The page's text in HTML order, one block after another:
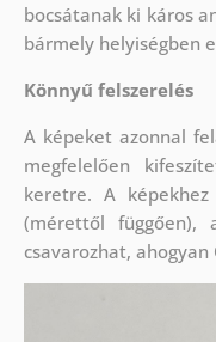
bocsátanak ki káros
bármely helyiségben
Könnyű felszerelés
A képeket azonnal
megfelelően
keretre. A
(mérettől függően),
csavarozhat,